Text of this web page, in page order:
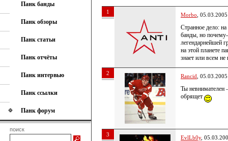
Панк банды
Панк обзоры
Панк статьи
Панк отчёты
Панк интервью
Панк ссылки
Панк форум
поиск
1 Morbo ,
Странное дело:
банды, но
легендарнейшей
на этой планете
знает или всем не
2 Rancid ,
Ты
обрящет
3 EvlLb0y,